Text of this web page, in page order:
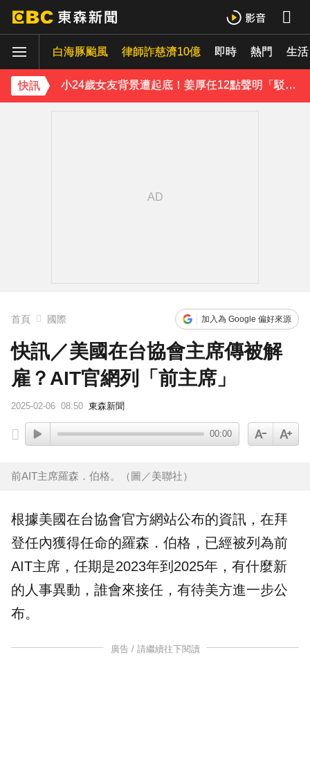
白海豚颱風 律師詐慈濟10億 即時 熱門 生活
快訊
下載東森App，隨時掌握天下大小事！
小24歲女友背景遭起底！姜厚任12點聲明「駁小三傳聞」：你在講三小？
王子不倫粿粿判賠百萬！神隱9月「二度發聲」：行過死陰的幽谷
首頁 國際 加入為 Google 偏好來源
快訊／美國在台協會主席傳被解
雇？AIT官網列「前主席」
2025-02-06 08:50 東森新聞
00:00
前AIT主席羅森．伯格。（圖／美聯社）
根據美國在台協會官方網站公布的資訊，在拜
登任內獲得任命的羅森．伯格 ，已經被列為前
AIT主席，任期是2023年到2025年，有什麼新
的 人事異動，誰會來接任，有待美方進一步公
布。
廣告 / 請繼續往下閱讀